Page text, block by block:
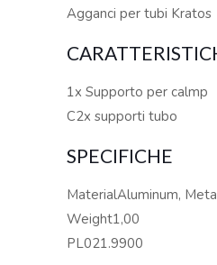
Agganci per tubi Kratos
1x Supporto per calmp
C2x supporti tubo
SPECIFICHE
MaterialAluminum,
Weight1,00
PL021.9900